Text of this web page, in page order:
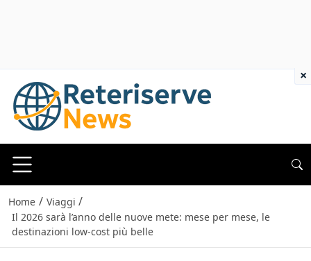
Home / Viaggi /
Il 2026 sarà l’anno delle nuove mete: mese per mese, le
destinazioni low-cost più belle
×